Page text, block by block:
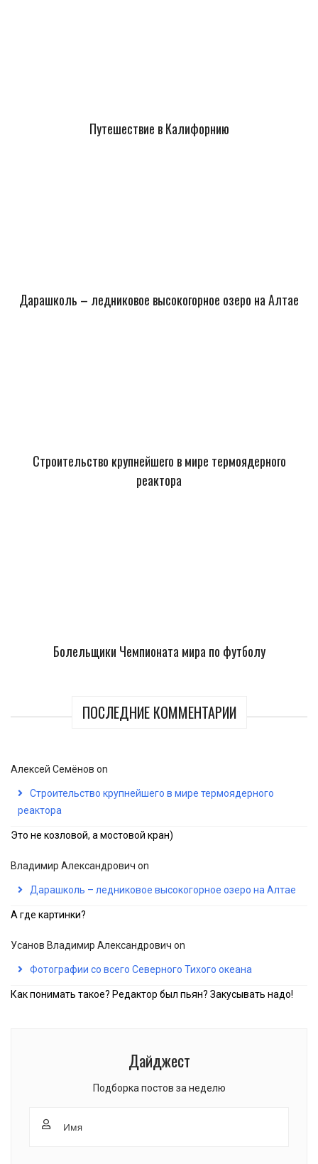
Путешествие в Калифорнию
Дарашколь – ледниковое высокогорное озеро на Алтае
Строительство крупнейшего в мире термоядерного
реактора
Болельщики Чемпионата мира по футболу
ПОСЛЕДНИЕ КОММЕНТАРИИ
Алексей Семёнов on
Строительство крупнейшего в мире термоядерного
реактора
Это не козловой, а мостовой кран)
Владимир Александрович on
Дарашколь – ледниковое высокогорное озеро на Алтае
А где картинки?
Усанов Владимир Александрович on
Фотографии со всего Северного Тихого океана
Как понимать такое? Редактор был пьян? Закусывать надо!
Дайджест
Подборка постов за неделю